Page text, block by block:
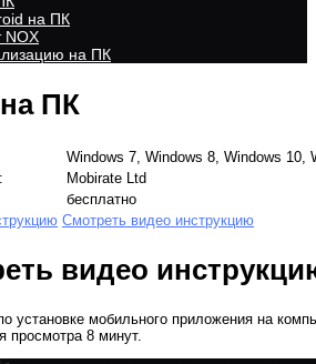
на ПК
NOX
на ПК
ПК
Windows 7, Windows 8, Windows 10,
Mobirate Ltd
бесплатно
Смотреть видео инструкцию
видео
установке мобильного приложения на
просмотра 8 минут.